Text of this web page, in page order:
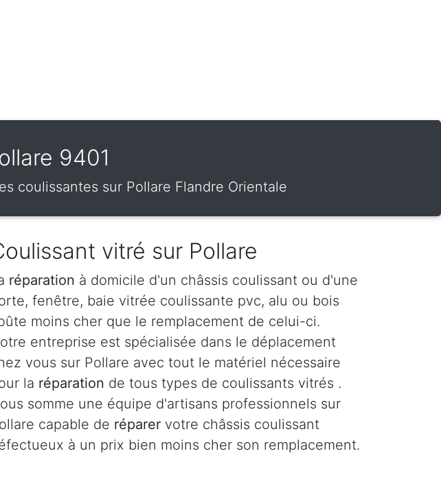
9401
coulissantes sur Pollare Flandre Orientale
vitré sur Pollare
réparation à domicile d'un châssis coulissant ou d'une
fenêtre, baie vitrée coulissante pvc, alu ou bois
moins cher que le remplacement de celui-ci.
entreprise est spécialisée dans le déplacement
vous sur Pollare avec tout le matériel nécessaire
la réparation de tous types de coulissants vitrés .
somme une équipe d'artisans professionnels sur
capable de réparer votre châssis coulissant
à un prix bien moins cher son remplacement.